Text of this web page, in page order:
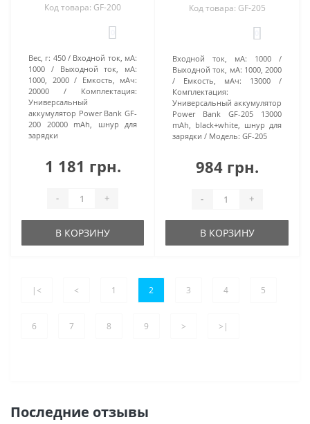
Код товара: GF-200
Вес, г: 450
Входной ток, мА:
1000
Выходной ток, мА:
1000, 2000
Емкость, мАч:
20000
Комплектация:
Универсальный
аккумулятор Power Bank GF-
200 20000 mAh, шнур для
зарядки
1 181 грн.
- +
В КОРЗИНУ
Код товара: GF-205
Входной ток, мА:
1000
Выходной ток, мА: 1000, 2000
Емкость, мАч:
13000
Комплектация:
Универсальный аккумулятор
Power Bank GF-205 13000
mAh, black+white, шнур для
зарядки
Модель: GF-205
984 грн.
- +
В КОРЗИНУ
|< < 1 2 3 4 5
6 7 8 9 > >|
Последние отзывы